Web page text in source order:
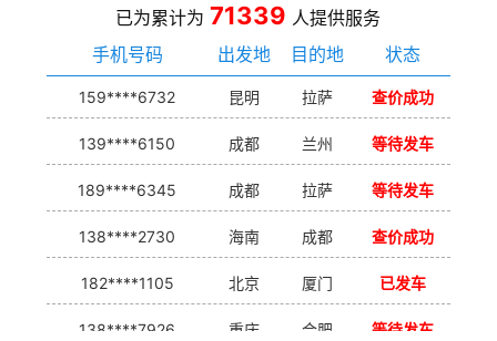
已为累计为 71339 人提供服务
手机号码
出发地 目的地 状态
159****6732 昆明 拉萨 查价成功
139****6150 成都 兰州 等待发车
189****6345 成都 拉萨 等待发车
138****2730 海南 成都 查价成功
182****1105 北京 厦门 已发车
138****7926 重庆 合肥 等待发车